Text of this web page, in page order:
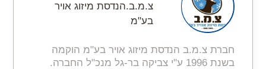
צ.מ.ב.הנדסת מיזוג אויר
בע"מ
חברת צ.מ.ב הנדסת מיזוג אויר בע"מ הוקמה
בשנת 1996 ע"י צביקה בר-גל מנכ"ל החברה.